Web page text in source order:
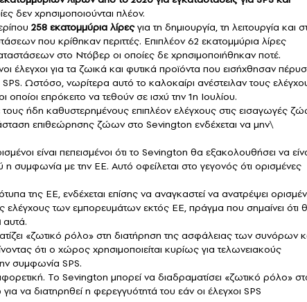
δεν χρησιμοποιούνται πλέον.
258 εκατομμύρια λίρεςγια τη δημιουργία, τη λειτουργία και
που κρίθηκαν περιττές. Επιπλέον 62 εκατομμύρια λίρες
στο Ντόβερ οι οποίες δε χρησιμοποιήθηκαν ποτέ.
έλεγχοι για τα ζωικά και φυτικά προϊόντα που εισήχθησαν
Ωστόσο, νωρίτερα αυτό το καλοκαίρι ανέστειλαν τους
επρόκειτο να τεθούν σε ισχύ την 1η Ιουλίου.
ήδη καθυστερημένους επιπλέον ελέγχους στις εισαγωγές
επιθεώρησης ζώων στο Sevington ενδέχεται να μην\
είναι πεπεισμένοι ότι το Sevington θα εξακολουθήσει να
η συμφωνία με την ΕΕ. Αυτό οφείλεται στο γεγονός ότι ορισμένες
της ΕΕ, ενδέχεται επίσης να αναγκαστεί να ανατρέψει
των εμπορευμάτων εκτός ΕΕ, πράγμα που σημαίνει ότι
αυτά.
«ζωτικό ρόλο» στη διατήρηση της ασφάλειας των συνόρων
ότι ο χώρος χρησιμοποιείται κυρίως για τελωνειακούς
συμφωνία SPS.
Το Sevington μπορεί να διαδραματίσει «ζωτικό ρόλο»
να διατηρηθεί η φερεγγυότητά του εάν οι έλεγχοι SPS